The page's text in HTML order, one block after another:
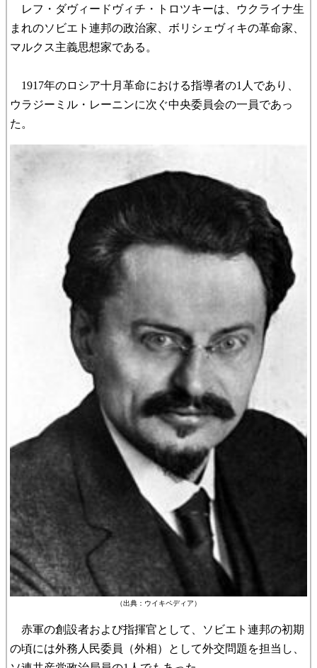
レフ・ダヴィードヴィチ・トロツキーは、ウクライナ生
まれのソビエト連邦の政治家、ボリシェヴィキの革命家、
マルクス主義思想家である。
1917年のロシア十月革命における指導者の1人であり、
ウラジーミル・レーニンに次ぐ中央委員会の一員であっ
た。
（出典：ウイキペディア）
赤軍の創設者および指揮官として、ソビエト連邦の初期
の頃には外務人民委員（外相）として外交問題を担当し、